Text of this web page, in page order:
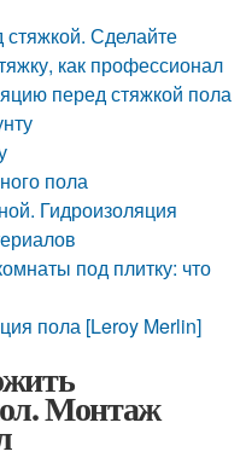
Сделайте
как профессионал
перед стяжкой пола
пола
Гидроизоляция
под плитку: что
пола [Leroy Merlin]
Монтаж